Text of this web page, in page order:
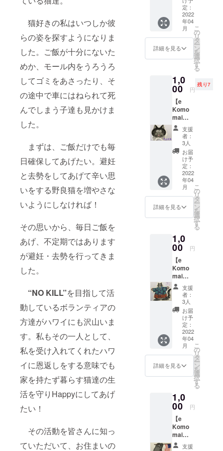
猫好きの私はいつしか彼
らの姿を探すようになりま
した。ご飯が十分にないた
めか、モール内をうろうろ
してゴミをあさったり、そ
の途中で車にはねられて死
んでしまう子達も見かけま
した。
まずは、ご飯だけでも毎
日確保してあげたい。避妊
と去勢をしてあげて辛い思
いをする野良猫を増やさな
いようにしなければ！
その思いから、毎日ご飯を
あげ、不定期ではあります
が避妊・去勢を行ってきま
した。
“NO KILL”を目指して活
動しているボランティアの
方達がハワイにも沢山いま
す。私もその一人として、
私を受け入れてくれたハワ
イに恩返しをする意味でも
家を持たず暮らす猫達の生
活を守りHappyにしてあげ
たい！
その活動を皆さんに知っ
ていただいて、お住まいの
ショッピン
グモールが
あり、そこ
に僕は住ん
でたんだ
捨て猫
だった弟分
の”チビ”を連
れて何か美
味しいもの
はないか探
して歩いて
いたある日
カゴの中に
美味しいお
やつを発
チビの背中
だら僕も一
緒にかごに
入ってし
まったん
だ。それか
ら、かあ
ちゃんの家
に来て、今
は弟妹達と
一緒に暮ら
してる。
ショッピ
ングモール
ような捨て
猫や、その
子供達がた
くさんいる
んだ。かあ
♡お礼
のメイ
月活動
報告
１）活
動報告
はその
アク
ティビ
ティ報
告を
アップ
し、そ
の都度
メイル
にてご
連絡致
しま
す。
２）収
支報
告
（ご飯
代金＋
勢・リ
リー
ス、里
親探し
にか
かった
費用）
毎月1日
から月
末まで
の収支
を翌月
の５日
までに
は、ア
クティ
ビティ
バー様
限定で
ご覧い
ただく
事が出
来ま
す。
定：
2022
年04
月
詳細を見る
こ
の
リ
タ
ー
ン
を
選
択
す
る
1,0
00 円
残り7
【e
Komo
mai
（エコ
モ・マ
イ／よ
うこ
そ）メ
バー】
**ス
ティッ
カー
<FACE
フェイ
ス>イラ
希望の
方 ♡お
礼のメ
イル ♡
毎月活
動報
告
１）活
動報告
はその
都度、
アク
ティビ
ティ報
告を
アップ
してお
にはメ
イルに
てご連
絡致し
ます！
２）収
支報
支援
者：
3人
お届
け予
定：
2022
年04
月
詳細を見る
こ
の
リ
タ
ー
ン
を
選
択
す
る
1,0
00 円
【e
Komo
mai
（エコ
モ・マ
イ／よ
うこ
そ）メ
バー】
**ス
ティッ
カー
<ALOH
A アロ
ハシャ
ストご
希望の
方 ♡お
礼のメ
イル ♡
毎月活
動報
支援
者：
3人
お届
け予
定：
2022
年04
月
詳細を見る
こ
の
リ
タ
ー
ン
を
選
択
す
る
1,0
00 円
【e
Komo
mai
（エコ
支援